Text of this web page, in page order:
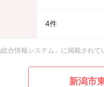
4件
合情報システム」に掲載され
新潟市